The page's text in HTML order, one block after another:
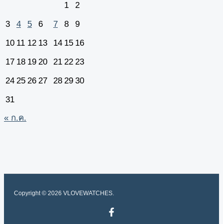
1
2
3
4 5 6 7 8
9
10 11 12 13 14 15 16
17 18 19 20 21 22 23
24 25 26 27 28 29 30
31
« ก.ค.
Copyright © 2026 VLOVEWATCHES.